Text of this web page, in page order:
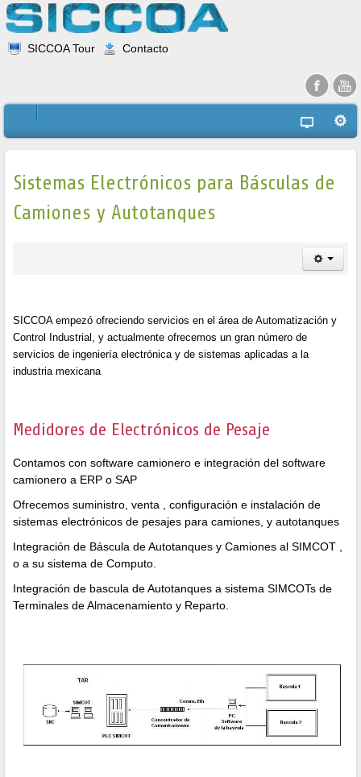
SICCOA Tour Contacto
Sistemas Electrónicos para Básculas de
Camiones y Autotanques
SICCOA empezó ofreciendo servicios en el área de Automatización y
Control Industrial, y actualmente ofrecemos un gran número de
servicios de ingeniería electrónica y de sistemas aplicadas a la
industria mexicana
Medidores de Electrónicos de Pesaje
Contamos con software camionero e integración del software
camionero a ERP o SAP
Ofrecemos suministro, venta , configuración e instalación de
sistemas electrónicos de pesajes para camiones, y autotanques
Integración de Báscula de Autotanques y Camiones al SIMCOT ,
o a su sistema de Computo.
Integración de bascula de Autotanques a sistema SIMCOTs de
Terminales de Almacenamiento y Reparto.